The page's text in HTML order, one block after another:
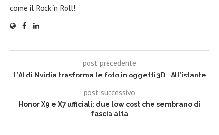
come il Rock ‘n Roll!
post precedente
L’AI di Nvidia trasforma le foto in oggetti 3D… All’istante
post successivo
Honor X9 e X7 ufficiali: due low cost che sembrano di
fascia alta